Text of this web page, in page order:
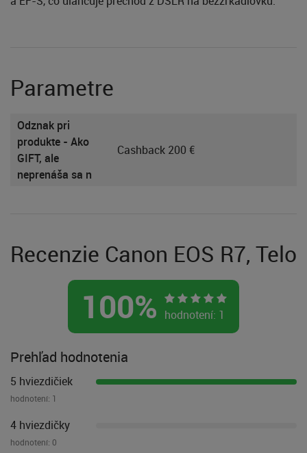
Parametre
Odznak pri
produkte - Ako
GIFT, ale
neprenáša sa n
Cashback 200 €
Recenzie Canon EOS R7, Telo
100% hodnotení: 1
Prehľad hodnotenia
5 hviezdičiek
hodnotení: 1
4 hviezdičky
hodnotení: 0